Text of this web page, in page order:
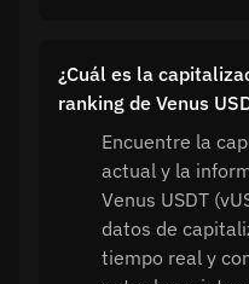
¿Cuál es la
ranking de Venus
Encuentre la
actual y la
Venus USDT
datos de
tiempo real y